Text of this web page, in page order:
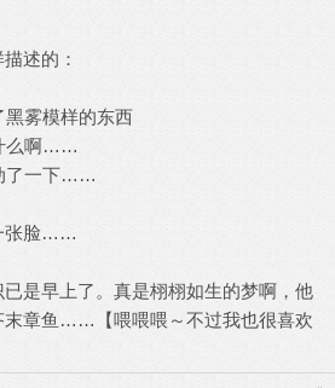
述的：
雾模样的东西
么啊……
一下……
张脸……
早上了。真是栩栩如生的梦啊，他
末章鱼……【喂喂喂～不过我也很喜欢